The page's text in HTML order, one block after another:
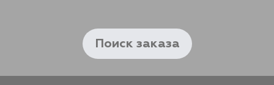
Поиск заказа